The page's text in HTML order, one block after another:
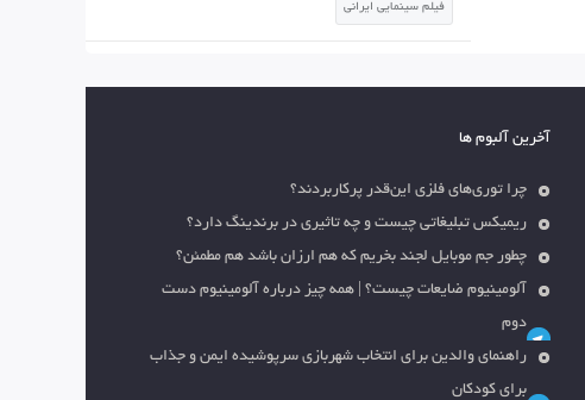
فیلم سینمایی ایرانی
آخرین آلبوم ها
چرا توری‌های فلزی این‌قدر پرکاربردند؟
ریمیکس تبلیغاتی چیست و چه تاثیری در برندینگ دارد؟
چطور جم موبایل لجند بخریم که هم ارزان باشد هم مطمئن؟
آلومینیوم ضایعات چیست؟ | همه چیز درباره آلومینیوم دست
دوم
راهنمای والدین برای انتخاب شهربازی سرپوشیده ایمن و جذاب
برای کودکان